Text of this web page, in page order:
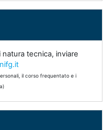
tecnica, inviare
il corso frequentato e i